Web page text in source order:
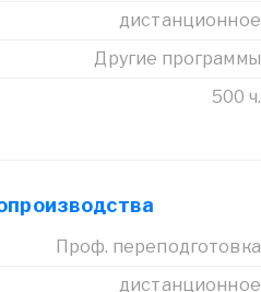
дистанционное
Другие программы
500 ч.
Проф. переподготовка
дистанционное